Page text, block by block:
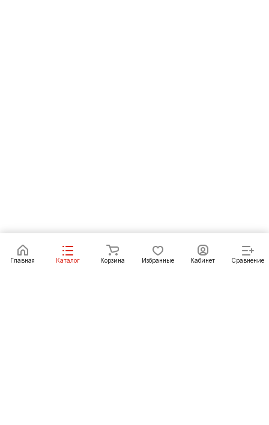
В корзину
Главная Каталог Корзина Избранные Кабинет Сравнение